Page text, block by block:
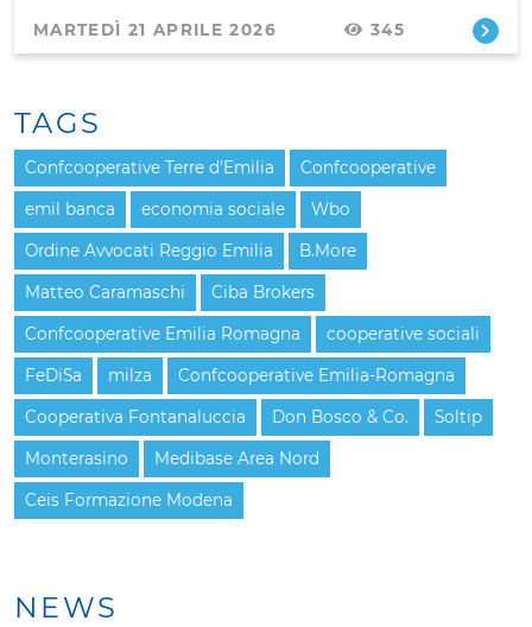
MARTEDÌ 21 APRILE 2026 345
NEWS
TAGS
Confcooperative Terre d'Emilia Confcooperative
emil banca economia sociale Wbo
Ordine Avvocati Reggio Emilia B.More
Matteo Caramaschi Ciba Brokers
Confcooperative Emilia Romagna cooperative sociali
FeDiSa milza Confcooperative Emilia-Romagna
Cooperativa Fontanaluccia Don Bosco & Co. Soltip
Monterasino Medibase Area Nord
Ceis Formazione Modena